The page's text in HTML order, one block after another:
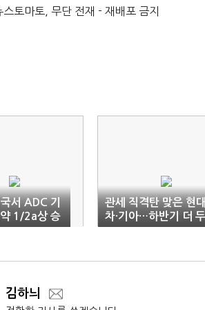
토마토, 무단 전재 - 재배포 금지
서 ADC 기
1/2a상 승
관세 직격탄 맞은 현
차·기아…하반기 더 두
렵다
김하늬